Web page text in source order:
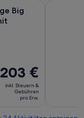
Big
Der
Preis
beträgt
203 €
203 €
inkl. Steuern &
Gebühren
pro Erw.